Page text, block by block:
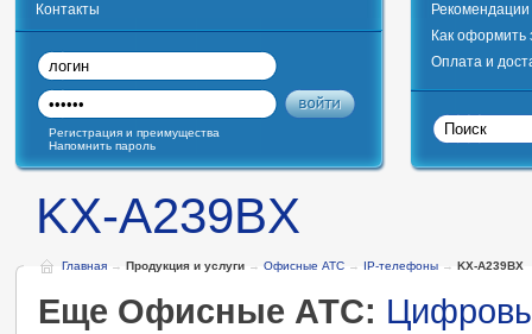
Контакты
Как оформить
Оплата и
Регистрация и преимущества
Напомнить пароль
KX-A239BX
Главная → Продукция и услуги → Офисные АТС → IP-телефоны → KX-A239BX
Еще Офисные АТС: